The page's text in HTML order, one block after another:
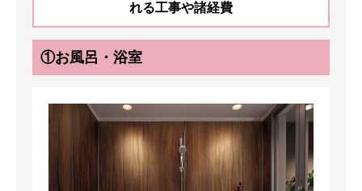
れる工事や諸経費
①お風呂・浴室